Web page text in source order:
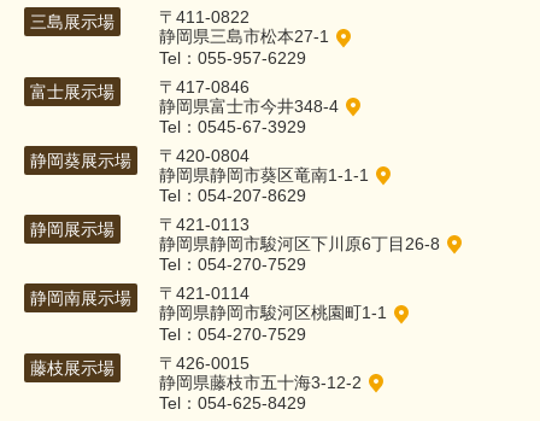
三島展示場
〒411-0822
静岡県三島市松本27-1
Tel：055-957-6229
富士展示場
〒417-0846
静岡県富士市今井348-4
Tel：0545-67-3929
静岡葵展示場
〒420-0804
静岡県静岡市葵区竜南1-1-1
Tel：054-207-8629
静岡展示場
〒421-0113
静岡県静岡市駿河区下川原6丁目26-8
Tel：054-270-7529
静岡南展示場
〒421-0114
静岡県静岡市駿河区桃園町1-1
Tel：054-270-7529
藤枝展示場
〒426-0015
静岡県藤枝市五十海3-12-2
Tel：054-625-8429